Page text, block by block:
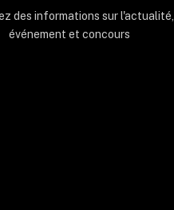
des informations sur l'actualité,
événement et concours